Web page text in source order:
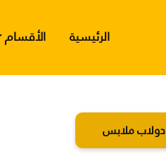
الرئيسية الأقسام
دولاب ملابس